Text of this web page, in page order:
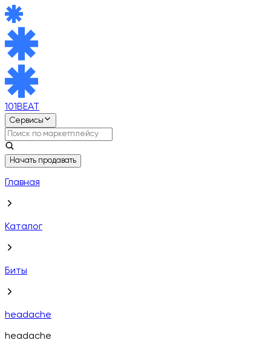
101BEAT
Сервисы
Начать продавать
Главная
Каталог
Биты
headache
headache